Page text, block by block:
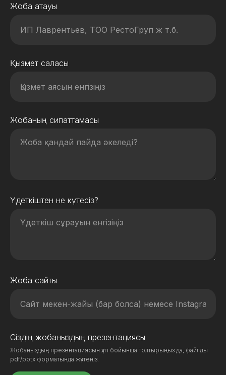
Жоба атауы
Қызмет саласы
Жобаның сипаттамасы
Үдеткіштен не күтесіз?
Жоба сайты
Сіздің жобаныздың презентациясы
Жобаңыздың презентациясын үлгі бойынша толтырыңыз да, файлды
pdf/pptx форматында жүктеңіз.